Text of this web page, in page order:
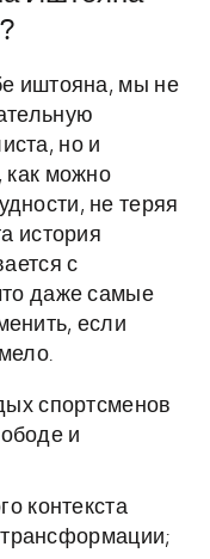
иштояна, мы не
но и
как можно
не теряя
история
с
даже самые
если
спортсменов
и
контекста
трансформации;